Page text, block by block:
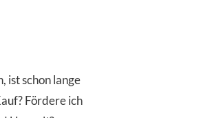
ist schon lange
Fördere ich